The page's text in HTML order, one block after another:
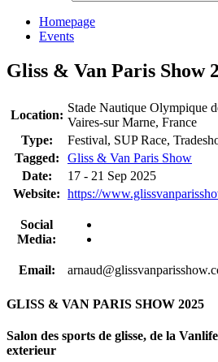
Homepage
Events
Gliss & Van Paris Show
Location:
Stade Nautique Olympique
Vaires-sur Marne, France
Type:
Festival, SUP Race,
Tagged:
Gliss & Van Paris Show
Date:
17 - 21 Sep 2025
Website: https://
Social
Media:
Email:
GLISS & VAN PARIS SHOW 2025
Salon des sports de glisse, de la
exterieur